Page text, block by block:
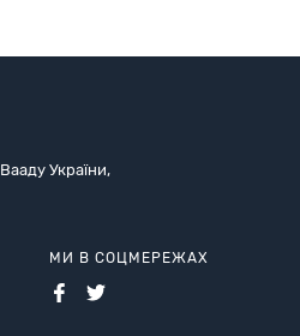
України,
МИ В СОЦМЕРЕЖАХ